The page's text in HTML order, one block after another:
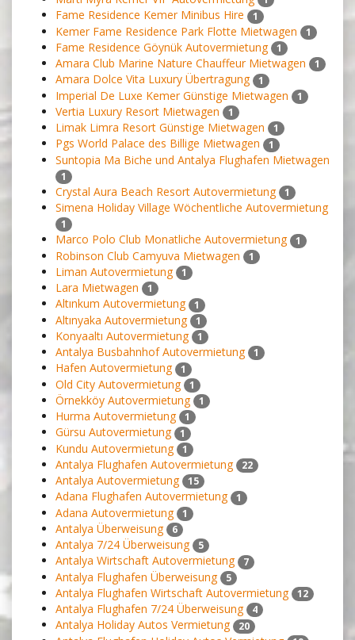
Fame Residence Kemer Minibus Hire 1
Kemer Fame Residence Park Flotte Mietwagen 1
Fame Residence Göynük Autovermietung 1
Amara Club Marine Nature Chauffeur Mietwagen 1
Amara Dolce Vita Luxury Übertragung 1
Imperial De Luxe Kemer Günstige Mietwagen 1
Vertia Luxury Resort Mietwagen 1
Limak Limra Resort Günstige Mietwagen 1
Pgs World Palace des Billige Mietwagen 1
Suntopia Ma Biche und Antalya Flughafen Mietwagen
1
Crystal Aura Beach Resort Autovermietung 1
Simena Holiday Village Wöchentliche Autovermietung
1
Marco Polo Club Monatliche Autovermietung 1
Robinson Club Camyuva Mietwagen 1
Liman Autovermietung 1
Lara Mietwagen 1
Altınkum Autovermietung 1
Altınyaka Autovermietung 1
Konyaaltı Autovermietung 1
Antalya Busbahnhof Autovermietung 1
Hafen Autovermietung 1
Old City Autovermietung 1
Örnekköy Autovermietung 1
Hurma Autovermietung 1
Gürsu Autovermietung 1
Kundu Autovermietung 1
Antalya Flughafen Autovermietung 22
Antalya Autovermietung 15
Adana Flughafen Autovermietung 1
Adana Autovermietung 1
Antalya Überweisung 6
Antalya 7/24 Überweisung 5
Antalya Wirtschaft Autovermietung 7
Antalya Flughafen Überweisung 5
Antalya Flughafen Wirtschaft Autovermietung 12
Antalya Flughafen 7/24 Überweisung 4
Antalya Holiday Autos Vermietung 20